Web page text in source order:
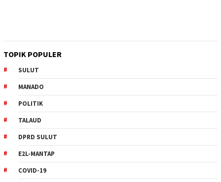
TOPIK POPULER
SULUT
MANADO
POLITIK
TALAUD
DPRD SULUT
E2L-MANTAP
COVID-19